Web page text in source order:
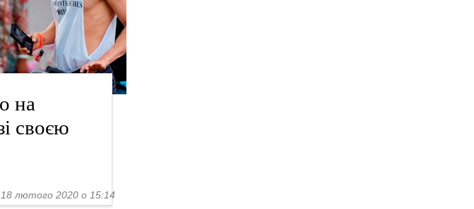
на
своєю
лютого 2020 о 15:14